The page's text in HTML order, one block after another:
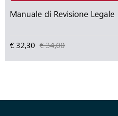
Manuale di Revisione Legale
€ 32,30 € 34,00